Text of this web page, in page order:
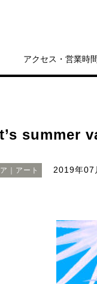
アクセス・営業時間
summer
｜アート 2019年